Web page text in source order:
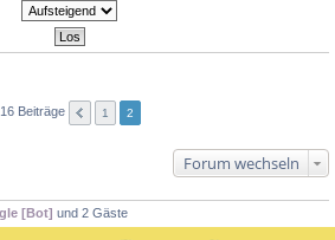
16 Beiträge 1 2
Forum wechseln
[Bot] und 2 Gäste